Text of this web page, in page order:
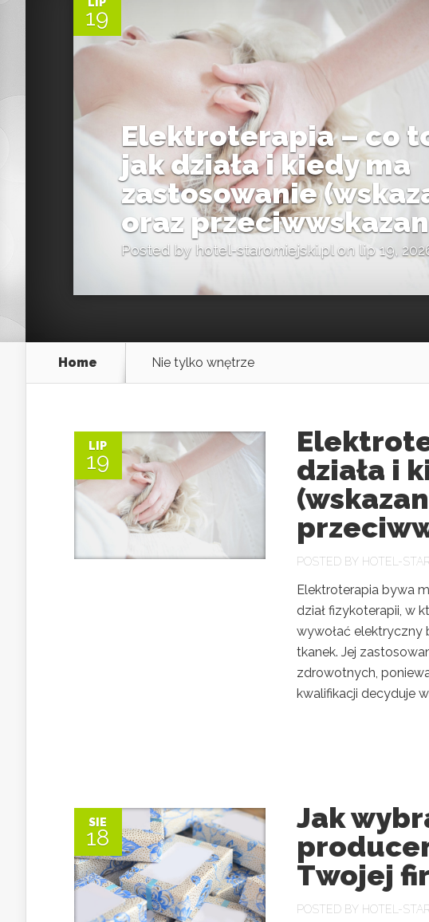
19
Elektroterapia – co
jak działa i kiedy ma
zastosowanie
oraz
Posted by hotel-staromiejski.pl on lip 19,
Home Nie tylko wnętrze
LIP
19
działa i
POSTED BY HOTEL-
Elektroterapia bywa
dział fizykoterapii, w
wywołać elektryczny
tkanek. Jej
zdrowotnych,
kwalifikacji decyduje
SIE
18
Jak
Twojej
POSTED BY HOTEL-